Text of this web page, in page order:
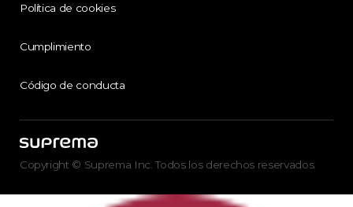
Política de cookies
Cumplimiento
Código de conducta
Copyright © Suprema Inc. Todos los derechos reservados.